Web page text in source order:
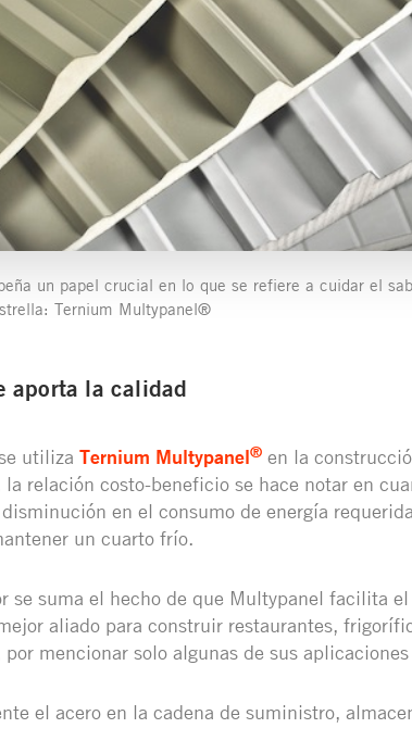
un papel crucial en lo que se refiere a cuidar el
Ternium Multypanel®
aporta la calidad
utiliza Ternium Multypanel®en la
la relación costo-beneficio se hace notar en
en el consumo de energía
un cuarto frío.
se suma el hecho de que Multypanel facilita
aliado para construir restaurantes,
mencionar solo algunas de sus
el acero en la cadena de suministro,